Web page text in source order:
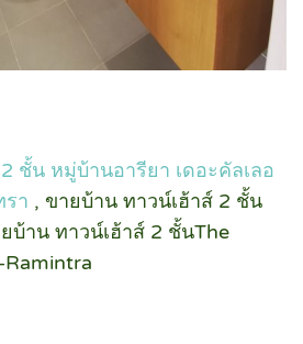
ชั้น หมู่บ้านอารียา เดอะคัลเลอ
า , ขายบ้าน ทาวน์เฮ้าส์ 2 ชั้น
บ้าน ทาวน์เฮ้าส์ 2 ชั้นThe
Ramintra